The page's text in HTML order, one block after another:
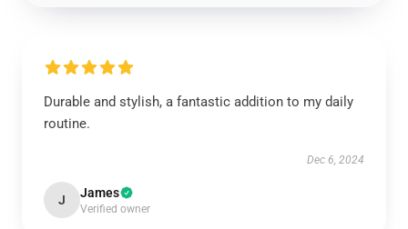
Durable and stylish, a fantastic addition to my daily
routine.
Dec 6, 2024
J James
Verified owner